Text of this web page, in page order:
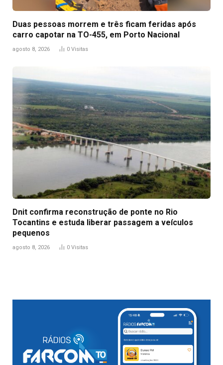
Duas pessoas morrem e três ficam feridas após
carro capotar na TO-455, em Porto Nacional
agosto 8, 2026 0 Visitas
Dnit confirma reconstrução de ponte no Rio
Tocantins e estuda liberar passagem a veículos
pequenos
agosto 8, 2026 0 Visitas